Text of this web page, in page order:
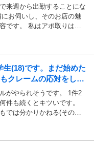
になりました。
来週から出勤することにな
お伺いし、そのお店の魅
です。 私はアポ取りはも
いので、上手くできるか非
もちろんマニュアルや研
、やっておいた方が良いこ
その為、同じ業務の先輩
ると幸いです。 不明点・
よろしくお願いします。
生(18)です。まだ始めた
クレームの応対をして
2...がやられそうです。 1件2
件も続くとキツいです。
では分かりかねる(そのた
様に必ず説明していて
らず、そのまま数十分ほど
さん寝れば治るかと思った